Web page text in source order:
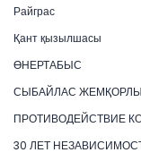
Райграс
Қант қызылшасы
ӨНЕРТАБЫС
СЫБАЙЛАС
ПРОТИВОДЕЙСТВИЕ
30 ЛЕТ